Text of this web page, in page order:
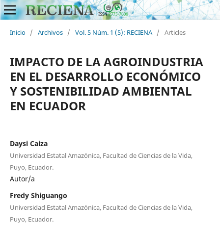
Inicio / Archivos / Vol. 5 Núm. 1 (5): RECIENA / Articles
IMPACTO DE LA AGROINDUSTRIA
EN EL DESARROLLO ECONÓMICO
Y SOSTENIBILIDAD AMBIENTAL
EN ECUADOR
Daysi Caiza
Universidad Estatal Amazónica, Facultad de Ciencias de la Vida,
Puyo, Ecuador.
Autor/a
Fredy Shiguango
Universidad Estatal Amazónica, Facultad de Ciencias de la Vida,
Puyo, Ecuador.